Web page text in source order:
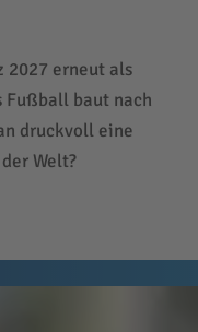
erneut als
Fußball baut nach
druckvoll eine
Welt?